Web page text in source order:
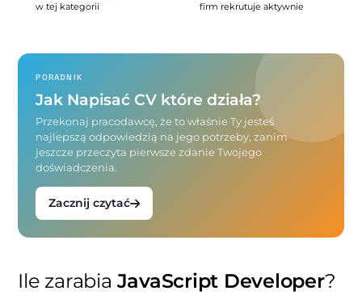
w tej kategorii firm rekrutuje aktywnie
PORADNIK
Jak Napisać CV które działa?
Przekonaj pracodawcę, że to właśnie Ty jesteś
najlepszą odpowiedzią na jego potrzeby, zanim
jeszcze przeczyta pierwsze zdanie Twojego
doświadczenia.
Zacznij czytać
Ile zarabiaJavaScript Developer?